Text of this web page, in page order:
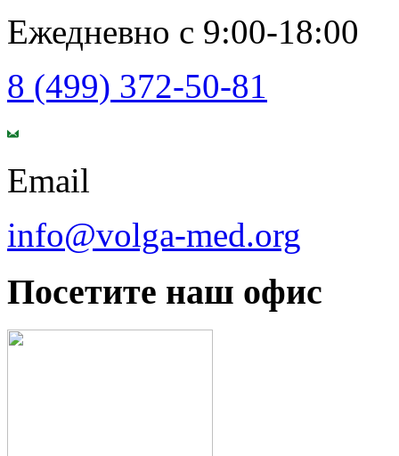
Ежедневно с 9:00-18:00
8 (499) 372-50-81
Email
info@volga-med.org
Посетите наш офис